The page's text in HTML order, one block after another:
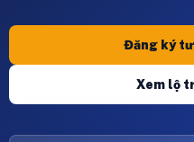
Đăng ký tư
Xem lộ